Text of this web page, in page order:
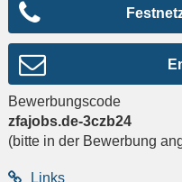
Bewerbungscode
zfajobs.de-3czb24
(bitte in der Bewerbung
Links